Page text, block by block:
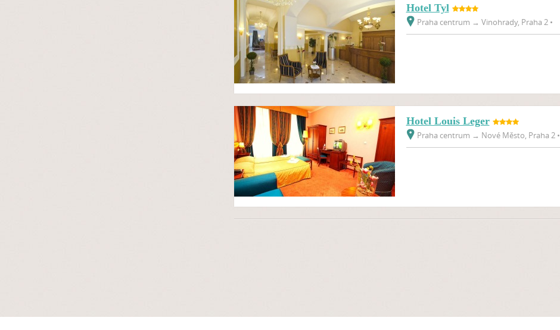
Hotel Tyl
Praha centrum → Vinohrady, Praha 2 •
Hotel Louis Leger
Praha centrum → Nové Město, Praha 2 •